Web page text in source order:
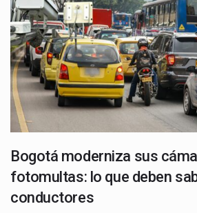
Bogotá moderniza sus
fotomultas: lo que deben
conductores